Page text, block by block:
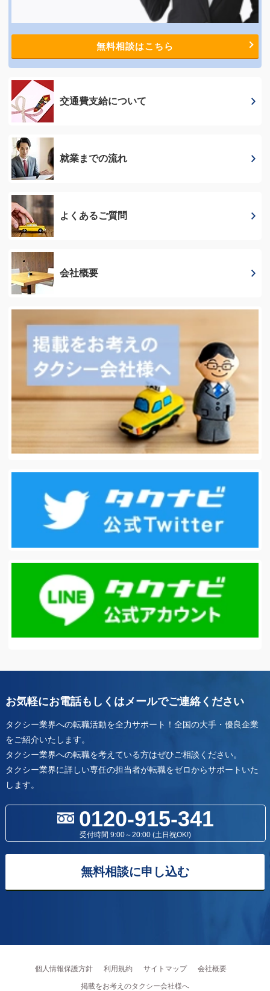
無料相談はこちら
交通費支給について
就業までの流れ
よくあるご質問
会社概要
お気軽にお電話もしくはメールでご連絡ください
タクシー業界への転職活動を全力サポート！全国の大手・優良企業
をご紹介いたします。
タクシー業界への転職を考えている方はぜひご相談ください。
タクシー業界に詳しい専任の担当者が転職をゼロからサポートいた
します。
0120-915-341
受付時間 9:00～20:00 (土日祝OK!)
無料相談に申し込む
個人情報保護方針 利用規約 サイトマップ 会社概要
掲載をお考えのタクシー会社様へ